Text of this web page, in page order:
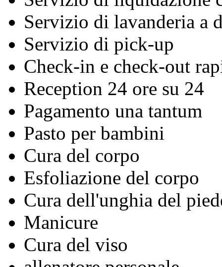
Servizio di lavanderia a
Servizio di pick-up
Check-in e check-out
Reception 24 ore su 24
Pagamento una tantum
Pasto per bambini
Cura del corpo
Esfoliazione del corpo
Cura dell'unghia del
Manicure
Cura del viso